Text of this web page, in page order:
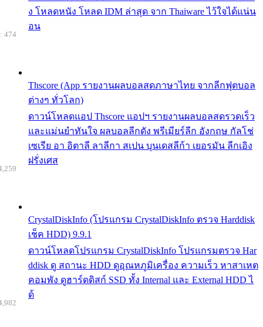
ง โหลดหนัง โหลด IDM ล่าสุด จาก Thaiware ไว้ใจได้แน่น
อน
Thscore (App รายงานผลบอลสดภาษาไทย จากลีกฟุตบอล
ต่างๆ ทั่วโลก)
ดาวน์โหลดแอป Thscore แอปฯ รายงานผลบอลสดรวดเร็ว
และแม่นยำทันใจ ผลบอลลีกดัง พรีเมียร์ลีก อังกฤษ กัลโช่
เซเรีย อา อิตาลี ลาลีกา สเปน บุนเดสลีก้า เยอรมัน ลีกเอิง
ฝรั่งเศส
474
CrystalDiskInfo (โปรแกรม CrystalDiskInfo ตรวจ Harddisk
เช็ค HDD) 9.9.1
ดาวน์โหลดโปรแกรม CrystalDiskInfo โปรแกรมตรวจ Har
ddisk ดู สถานะ HDD ดูอุณหภูมิเครื่อง ความเร็ว หาสาเหต
คอมพัง ดูฮาร์ดดิสก์ SSD ทั้ง Internal และ External HDD ไ
ด้